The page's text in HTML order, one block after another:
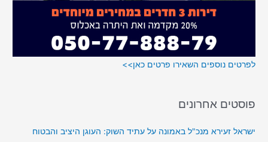
לפרטים נוספים השאירו פרטים כאן>>
פוסטים אחרונים
ישראל זעירא מנכ"ל באמונה על עתיד השוק: העוגן היציב והבטוח